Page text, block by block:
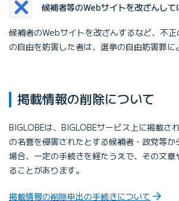
候補者等のWebサイトを改ざんして
候補者のWebサイトを改ざんするなど、不
の自由を妨害した者は、選挙の自由妨害罪に
掲載情報の削除について
BIGLOBEは、BIGLOBEサービス上に掲載さ
の名誉を侵害されたとする候補者・政党等か
場合、一定の手続きを経たうえで、その文章
ることがあります。
掲載情報の削除申出の手続きについて